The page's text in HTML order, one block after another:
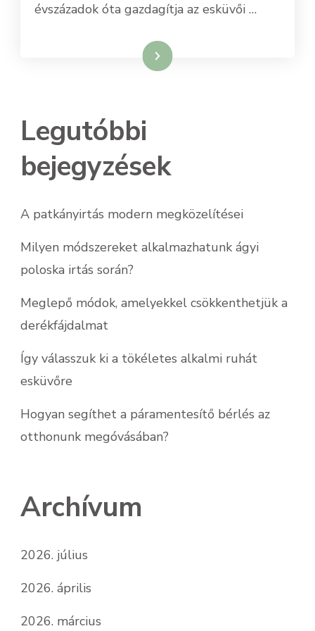
évszázadok óta gazdagítja az esküvői …
Tovább
Legutóbbi
bejegyzések
A patkányirtás modern megközelítései
Milyen módszereket alkalmazhatunk ágyi
poloska irtás során?
Meglepő módok, amelyekkel csökkenthetjük a
derékfájdalmat
Így válasszuk ki a tökéletes alkalmi ruhát
esküvőre
Hogyan segíthet a páramentesítő bérlés az
otthonunk megóvásában?
Archívum
2026. július
2026. április
2026. március